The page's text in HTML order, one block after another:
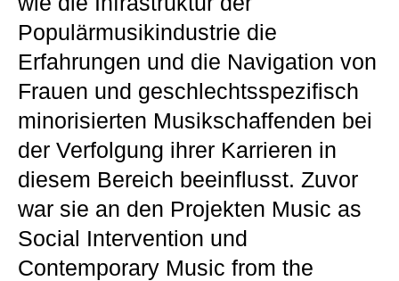
Populärmusikindustrie die
Erfahrungen und die Navigation von
Frauen und geschlechtsspezifisch
minorisierten Musikschaffenden bei
der Verfolgung ihrer Karrieren in
diesem Bereich beeinflusst. Zuvor
war sie an den Projekten Music as
Social Intervention und
Contemporary Music from the